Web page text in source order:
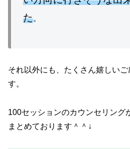
た。
それ以外にも、たくさん嬉しい
す。
100セッションのカウンセリング
まとめております＾＾↓